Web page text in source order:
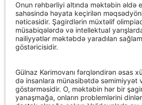
Onun rəhbərliyi altında məktəbin əldə
sahəsində həyata keçirilən
nəticəsidir. Şagirdlərin müxtəlif
müsabiqələrdə və intellektual
nailiyyətlər məktəbdə yaradılan
göstəricisidir.
Gülnaz Kərimovanı fərqləndirən əsas
də insanlara münasibətdə səmimiyyət
göstərməsidir. O, məktəbin hər bir
yanaşmağa, onların problemlərini